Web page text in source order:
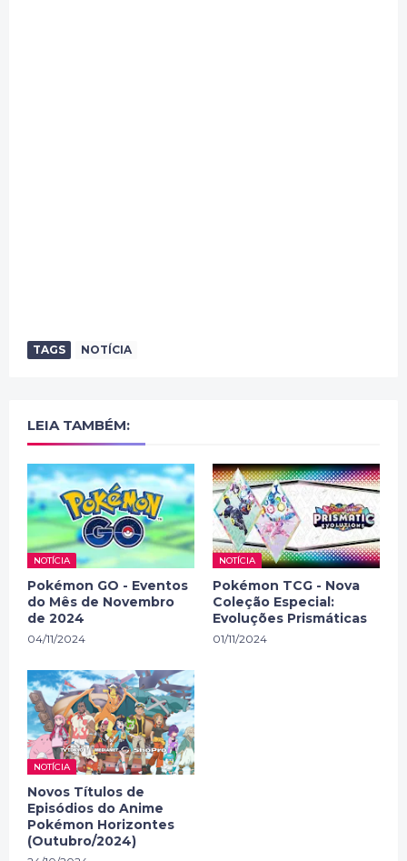
TAGS NOTÍCIA
LEIA TAMBÉM:
NOTÍCIA
Pokémon GO - Eventos
do Mês de Novembro
de 2024
04/11/2024
NOTÍCIA
Pokémon TCG - Nova
Coleção Especial:
Evoluções Prismáticas
01/11/2024
NOTÍCIA
Novos Títulos de
Episódios do Anime
Pokémon Horizontes
(Outubro/2024)